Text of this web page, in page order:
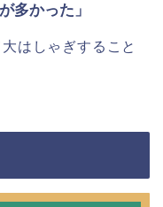
多かった」
はしゃぎすること